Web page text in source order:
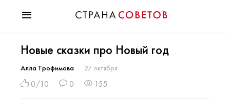
Мода
Звезды
Гороскопы
Новые сказки про Новый год
Алла Трофимова 27 октября
0/10 0 155